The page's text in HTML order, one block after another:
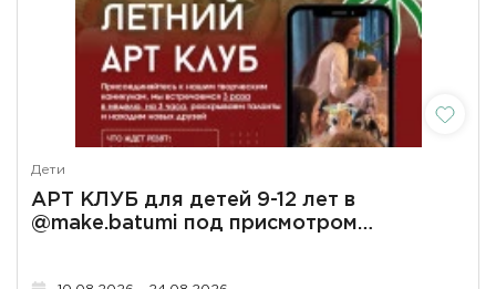
Дети
АРТ КЛУБ для детей 9-12 лет в
@make.batumi под присмотром